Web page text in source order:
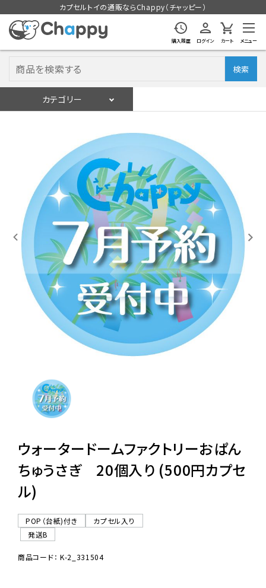
カプセルトイの通販ならChappy（チャッピー）
購入履歴 ログイン カート メニュー
検索
カテゴリー
入荷スケジュールをチェック
カプセルトイマシン本体
カプセルトイ
販促用空カプセル
レンタル
景品・玩具・文具
販促用カプセルトイ
ウォータードームファクトリーおぱん
ちゅうさぎ 20個入り (500円カプセ
ル)
POP（台紙)付き
カプセル入り
発送B
商品コード： K-2_331504